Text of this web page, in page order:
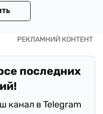
последних
канал в Telegram